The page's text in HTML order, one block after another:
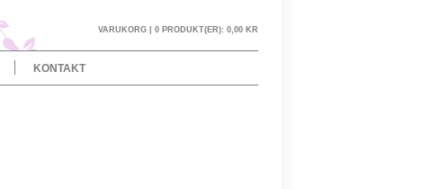
KONTAKT
VARUKORG | 0 PRODUKT(ER): 0,00 KR